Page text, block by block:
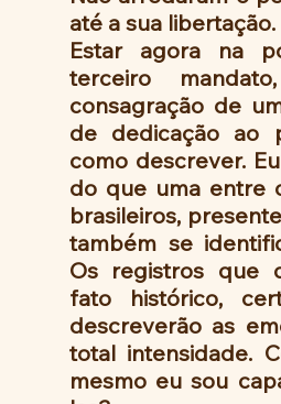
até a sua libertação.
Estar agora na
terceiro
consagração de
de dedicação ao
como descrever.
do que uma entre
brasileiros,
também se
Os registros que
fato histórico,
descreverão as
total intensidade.
mesmo eu sou